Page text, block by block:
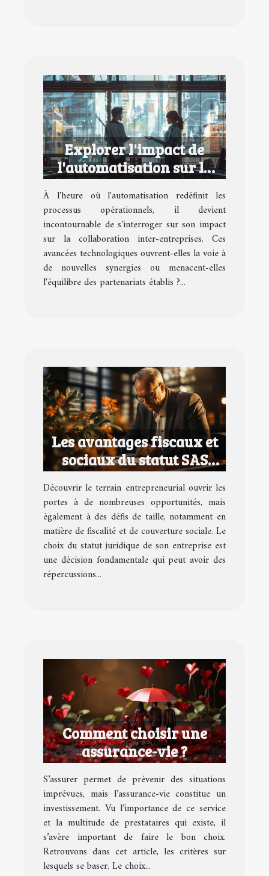
Explorer l'impact de
l'automatisation sur la
collaboration inter-
entreprises
À l'heure où l'automatisation redéfinit les
processus opérationnels, il devient
incontournable de s'interroger sur son impact
sur la collaboration inter-entreprises. Ces
avancées technologiques ouvrent-elles la voie à
de nouvelles synergies ou menacent-elles
l'équilibre des partenariats établis ?...
Les avantages fiscaux et
sociaux du statut SAS
pour les entrepreneurs
Découvrir le terrain entrepreneurial ouvrir les
portes à de nombreuses opportunités, mais
également à des défis de taille, notamment en
matière de fiscalité et de couverture sociale. Le
choix du statut juridique de son entreprise est
une décision fondamentale qui peut avoir des
répercussions...
Comment choisir une
assurance-vie ?
S’assurer permet de prévenir des situations
imprévues, mais l’assurance-vie constitue un
investissement. Vu l’importance de ce service
et la multitude de prestataires qui existe, il
s’avère important de faire le bon choix.
Retrouvons dans cet article, les critères sur
lesquels se baser. Le choix...